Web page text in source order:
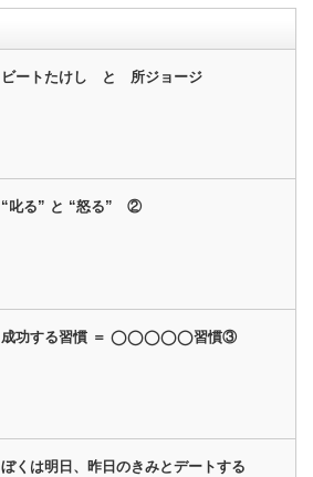
ビートたけし と 所ジョージ
“叱る” と “怒る” ②
成功する習慣 ＝ ◯◯◯◯◯習慣③
ぼくは明日、昨日のきみとデートする